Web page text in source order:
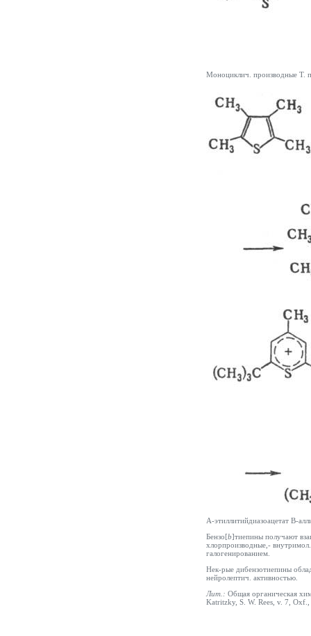
Моноциклич. производные Т.
А-этиллитийдиазоацетат В-
Бензо[b]тиепины получают
хлорпроизводные,-
галогенированием.
Нек-рые дибензотиепины
нейролептич. активностью.
Лит.: Общая органическая
Katritzky, S. W. Rees, v. 7,